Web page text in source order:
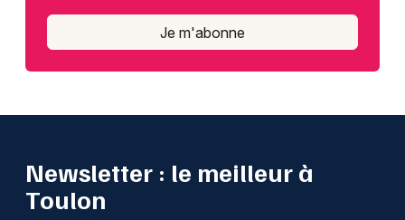
Je m'abonne
Newsletter : le meilleur à
Toulon